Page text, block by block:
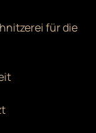
für die